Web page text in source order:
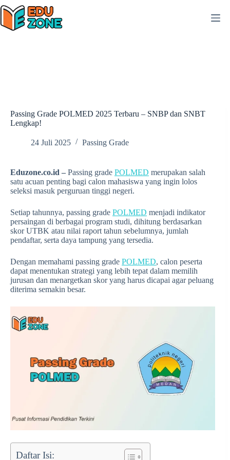
Skip
to
content
Passing Grade POLMED 2025 Terbaru – SNBP dan SNBT
Lengkap!
24 Juli 2025 Passing Grade
Eduzone.co.id – Passing grade POLMED merupakan salah
satu acuan penting bagi calon mahasiswa yang ingin lolos
seleksi masuk perguruan tinggi negeri.
Setiap tahunnya, passing grade POLMED menjadi indikator
persaingan di berbagai program studi, dihitung berdasarkan
skor UTBK atau nilai raport tahun sebelumnya, jumlah
pendaftar, serta daya tampung yang tersedia.
Dengan memahami passing grade POLMED, calon peserta
dapat menentukan strategi yang lebih tepat dalam memilih
jurusan dan menargetkan skor yang harus dicapai agar peluang
diterima semakin besar.
Daftar Isi: